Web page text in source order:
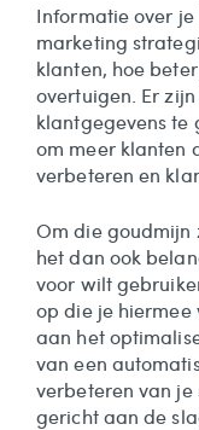
Informatie over
marketing
klanten, hoe
overtuigen. Er
klantgegevens te
om meer klanten
verbeteren en
Om die goudmijn
het dan ook
voor wilt
op die je
aan het
van een
verbeteren van
gericht aan de